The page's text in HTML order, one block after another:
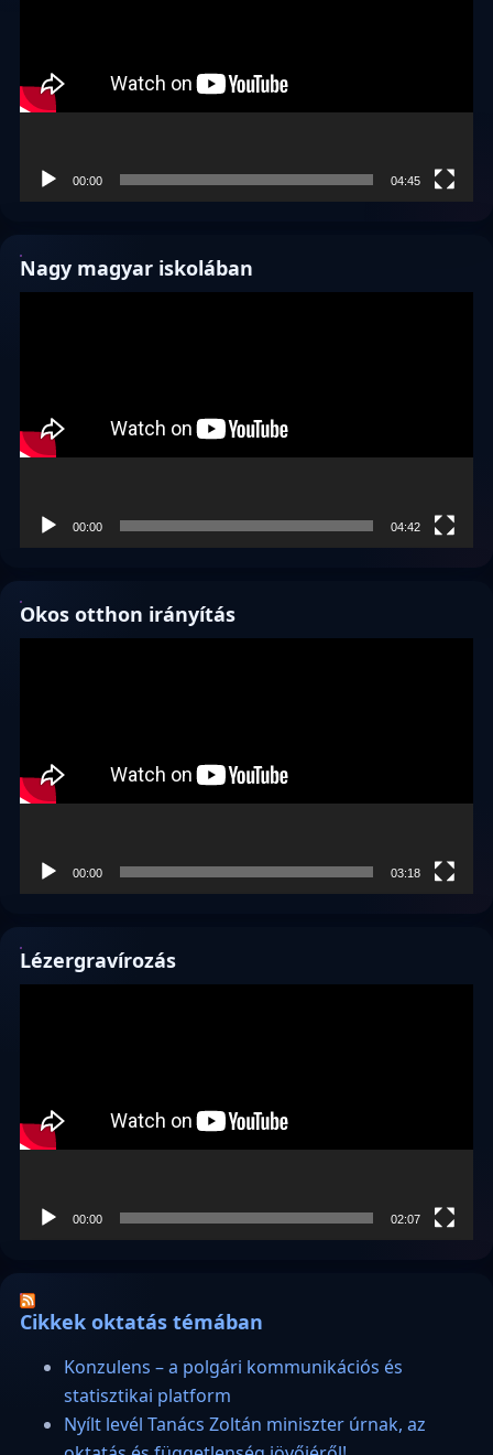
00:00 04:45
Nagy magyar iskolában
00:00 04:42
Okos otthon irányítás
00:00 03:18
Lézergravírozás
00:00 02:07
Cikkek oktatás témában
Konzulens – a polgári kommunikációs és
statisztikai platform
Nyílt levél Tanács Zoltán miniszter úrnak, az